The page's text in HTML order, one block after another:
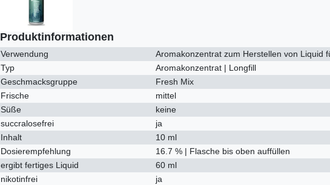
Produktinformationen
Verwendung
Aromakonzentrat zum Herstellen von Liquid
Typ
Aromakonzentrat | Longfill
Geschmacksgruppe
Fresh Mix
Frische
mittel
Süße
keine
succralosefrei
ja
Inhalt
10 ml
Dosierempfehlung
16.7 % | Flasche bis oben auffüllen
ergibt fertiges Liquid
60 ml
nikotinfrei
ja